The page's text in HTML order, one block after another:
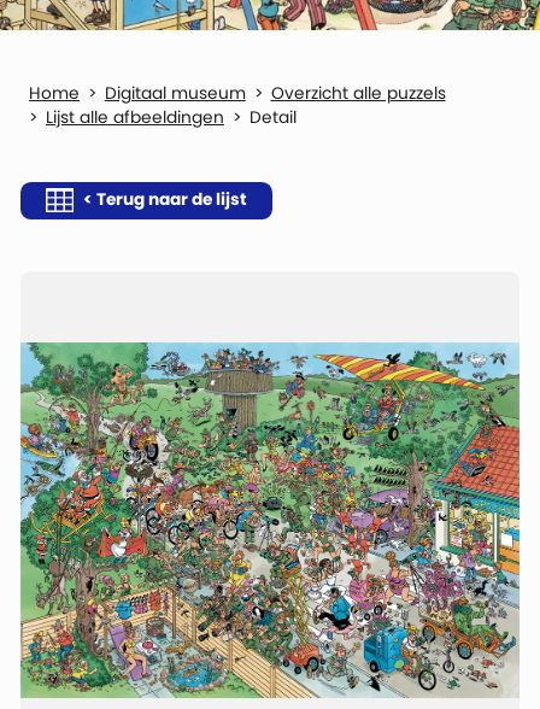
Digitaal museum
Overzicht alle puzzels
Lijst alle afbeeldingen
Detail
< Terug naar de lijst